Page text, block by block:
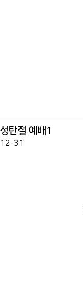
성탄절 예배1
12-31